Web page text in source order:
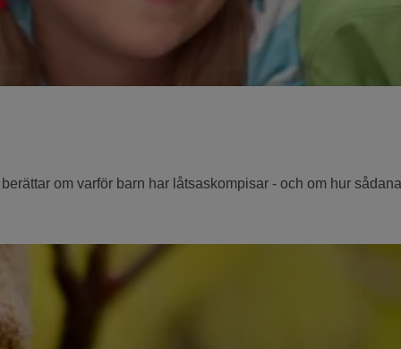
om varför barn har låtsaskompisar - och om hur